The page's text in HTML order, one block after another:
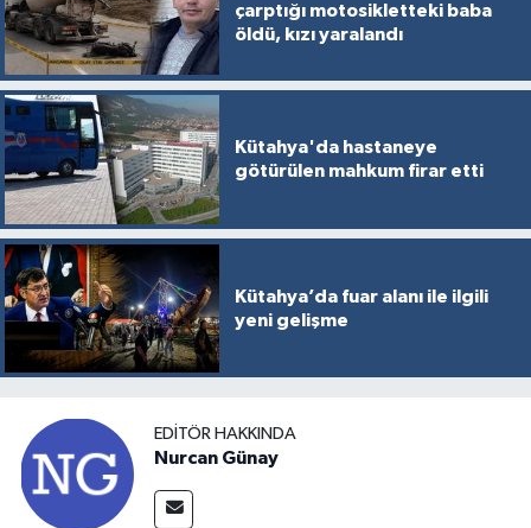
çarptığı motosikletteki baba
öldü, kızı yaralandı
Kütahya'da hastaneye
götürülen mahkum firar etti
Kütahya’da fuar alanı ile ilgili
yeni gelişme
EDITÖR HAKKINDA
Nurcan Günay